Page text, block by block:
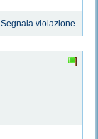
Segnala violazione